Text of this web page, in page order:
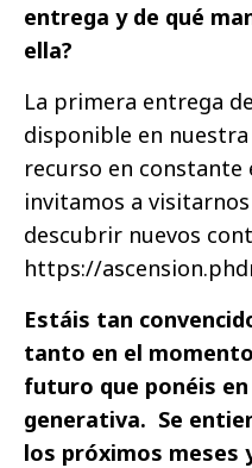
entrega y de qué
ella?
La primera entrega
disponible en
recurso en
invitamos a
descubrir nuevos
https://
Estáis tan
tanto en el
futuro que ponéis
generativa. Se
los próximos meses